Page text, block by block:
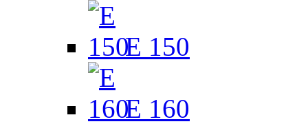
E 150
E 160